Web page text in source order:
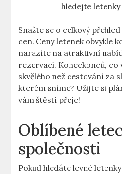
hledejte letenky
Snažte se o celkový
cen. Ceny letenek obvykle
narazíte na atraktivní
rezervací. Koneckonců, co
skvělého než cestování za
kterém sníme? Užijte si
vám štěstí přeje!
Oblíbené
společnosti
Pokud hledáte levné